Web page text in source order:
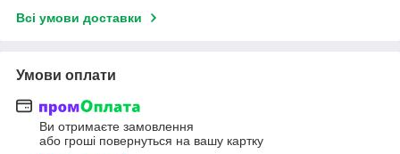
Всі умови доставки
Умови оплати
Ви отримаєте замовлення
або гроші повернуться на вашу картку